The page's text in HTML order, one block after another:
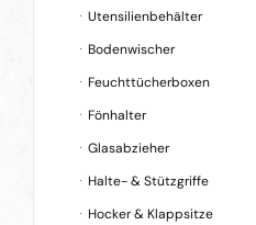
Utensilienbehälter
Bodenwischer
Feuchttücherboxen
Fönhalter
Glasabzieher
Halte- & Stützgriffe
Hocker & Klappsitze